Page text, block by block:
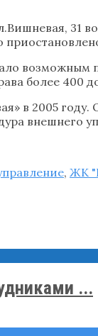
31
более 400
в 2005
, ЖК
...